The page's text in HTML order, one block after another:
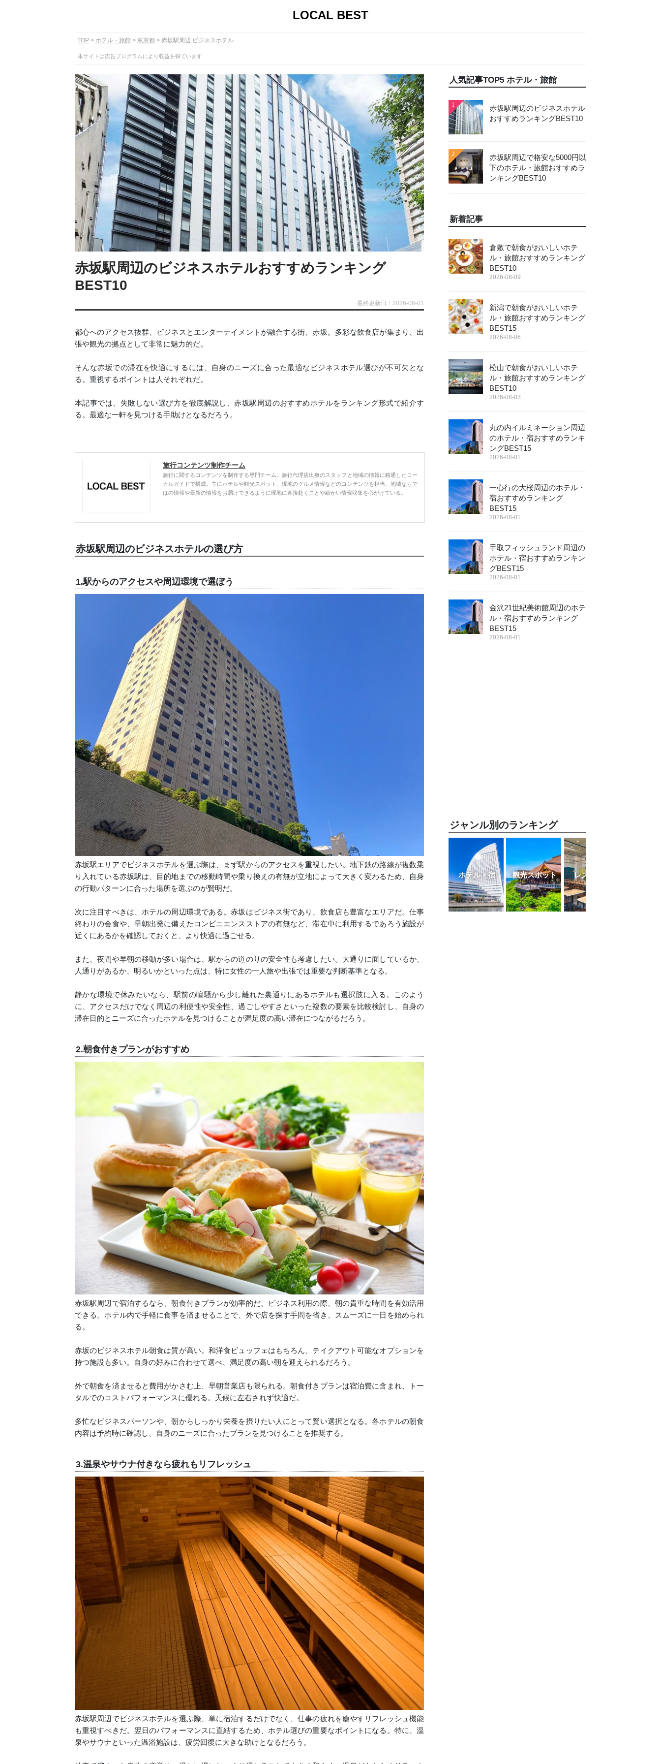
LOCAL BEST
TOP ホテル・旅館 東京都 赤坂駅周辺 ビジネスホテル
本サイトは広告プログラムにより収益を得ています
赤坂駅周辺のビジネスホテルおすすめランキング
BEST10
最終更新日：2026-08-01
都心へのアクセス抜群、ビジネスとエンターテイメントが融合する街、赤坂。多彩な飲食店が集まり、出
張や観光の拠点として非常に魅力的だ。
そんな赤坂での滞在を快適にするには、自身のニーズに合った最適なビジネスホテル選びが不可欠とな
る。重視するポイントは人それぞれだ。
本記事では、失敗しない選び方を徹底解説し、赤坂駅周辺のおすすめホテルをランキング形式で紹介す
る。最適な一軒を見つける手助けとなるだろう。
旅行コンテンツ制作チーム
旅行に関するコンテンツを制作する専門チーム。旅行代理店出身のスタッフと地域の情報に精通したロー
カルガイドで構成。主にホテルや観光スポット、現地のグルメ情報などのコンテンツを担当。地域ならで
はの情報や最新の情報をお届けできるように現地に直接赴くことや細かい情報収集を心がけている。
赤坂駅周辺のビジネスホテルの選び方
1.駅からのアクセスや周辺環境で選ぼう
赤坂駅エリアでビジネスホテルを選ぶ際は、まず駅からのアクセスを重視したい。地下鉄の路線が複数乗
り入れている赤坂駅は、目的地までの移動時間や乗り換えの有無が立地によって大きく変わるため、自身
の行動パターンに合った場所を選ぶのが賢明だ。
次に注目すべきは、ホテルの周辺環境である。赤坂はビジネス街であり、飲食店も豊富なエリアだ。仕事
終わりの会食や、早朝出発に備えたコンビニエンスストアの有無など、滞在中に利用するであろう施設が
近くにあるかを確認しておくと、より快適に過ごせる。
また、夜間や早朝の移動が多い場合は、駅からの道のりの安全性も考慮したい。大通りに面しているか、
人通りがあるか、明るいかといった点は、特に女性の一人旅や出張では重要な判断基準となる。
静かな環境で休みたいなら、駅前の喧騒から少し離れた裏通りにあるホテルも選択肢に入る。このよう
に、アクセスだけでなく周辺の利便性や安全性、過ごしやすさといった複数の要素を比較検討し、自身の
滞在目的とニーズに合ったホテルを見つけることが満足度の高い滞在につながるだろう。
2.朝食付きプランがおすすめ
赤坂駅周辺で宿泊するなら、朝食付きプランが効率的だ。ビジネス利用の際、朝の貴重な時間を有効活用
できる。ホテル内で手軽に食事を済ませることで、外で店を探す手間を省き、スムーズに一日を始められ
る。
赤坂のビジネスホテル朝食は質が高い。和洋食ビュッフェはもちろん、テイクアウト可能なオプションを
持つ施設も多い。自身の好みに合わせて選べ、満足度の高い朝を迎えられるだろう。
外で朝食を済ませると費用がかさむ上、早朝営業店も限られる。朝食付きプランは宿泊費に含まれ、トー
タルでのコストパフォーマンスに優れる。天候に左右されず快適だ。
多忙なビジネスパーソンや、朝からしっかり栄養を摂りたい人にとって賢い選択となる。各ホテルの朝食
内容は予約時に確認し、自身のニーズに合ったプランを見つけることを推奨する。
3.温泉やサウナ付きなら疲れもリフレッシュ
赤坂駅周辺でビジネスホテルを選ぶ際、単に宿泊するだけでなく、仕事の疲れを癒やすリフレッシュ機能
も重視すべきだ。翌日のパフォーマンスに直結するため、ホテル選びの重要なポイントになる。特に、温
泉やサウナといった温浴施設は、疲労回復に大きな助けとなるだろう。
人気記事TOP5 ホテル・旅館
1
赤坂駅周辺のビジネスホテル
おすすめランキングBEST10
2
赤坂駅周辺で格安な5000円以
下のホテル・旅館おすすめラ
ンキングBEST10
新着記事
倉敷で朝食がおいしいホテ
ル・旅館おすすめランキング
BEST10
2026-08-09
新潟で朝食がおいしいホテ
ル・旅館おすすめランキング
BEST15
2026-08-06
松山で朝食がおいしいホテ
ル・旅館おすすめランキング
BEST10
2026-08-03
丸の内イルミネーション周辺
のホテル・宿おすすめランキ
ングBEST15
2026-08-01
一心行の大桜周辺のホテル・
宿おすすめランキング
BEST15
2026-08-01
手取フィッシュランド周辺の
ホテル・宿おすすめランキン
グBEST15
2026-08-01
金沢21世紀美術館周辺のホテ
ル・宿おすすめランキング
BEST15
2026-08-01
ジャンル別のランキング
ホテル・宿 観光スポット レストラン